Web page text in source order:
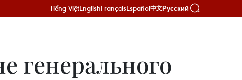
Tiếng ViệtEnglishFrançaisEspañol中文Русский
генерального